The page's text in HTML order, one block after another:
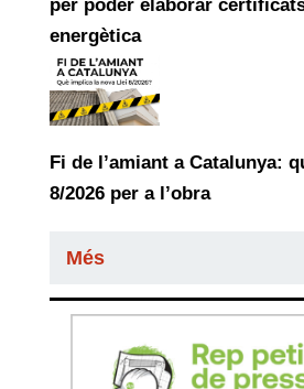
per poder elaborar
energètica
Fi de l’amiant a Catalunya:
8/2026 per a l’obra
Més